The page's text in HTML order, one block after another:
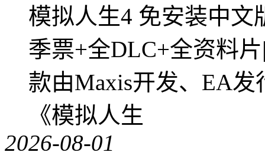
模拟人生4 免安装中文
季票+全DLC+全资料
款由Maxis开发、EA
《模拟人生
2026-08-01